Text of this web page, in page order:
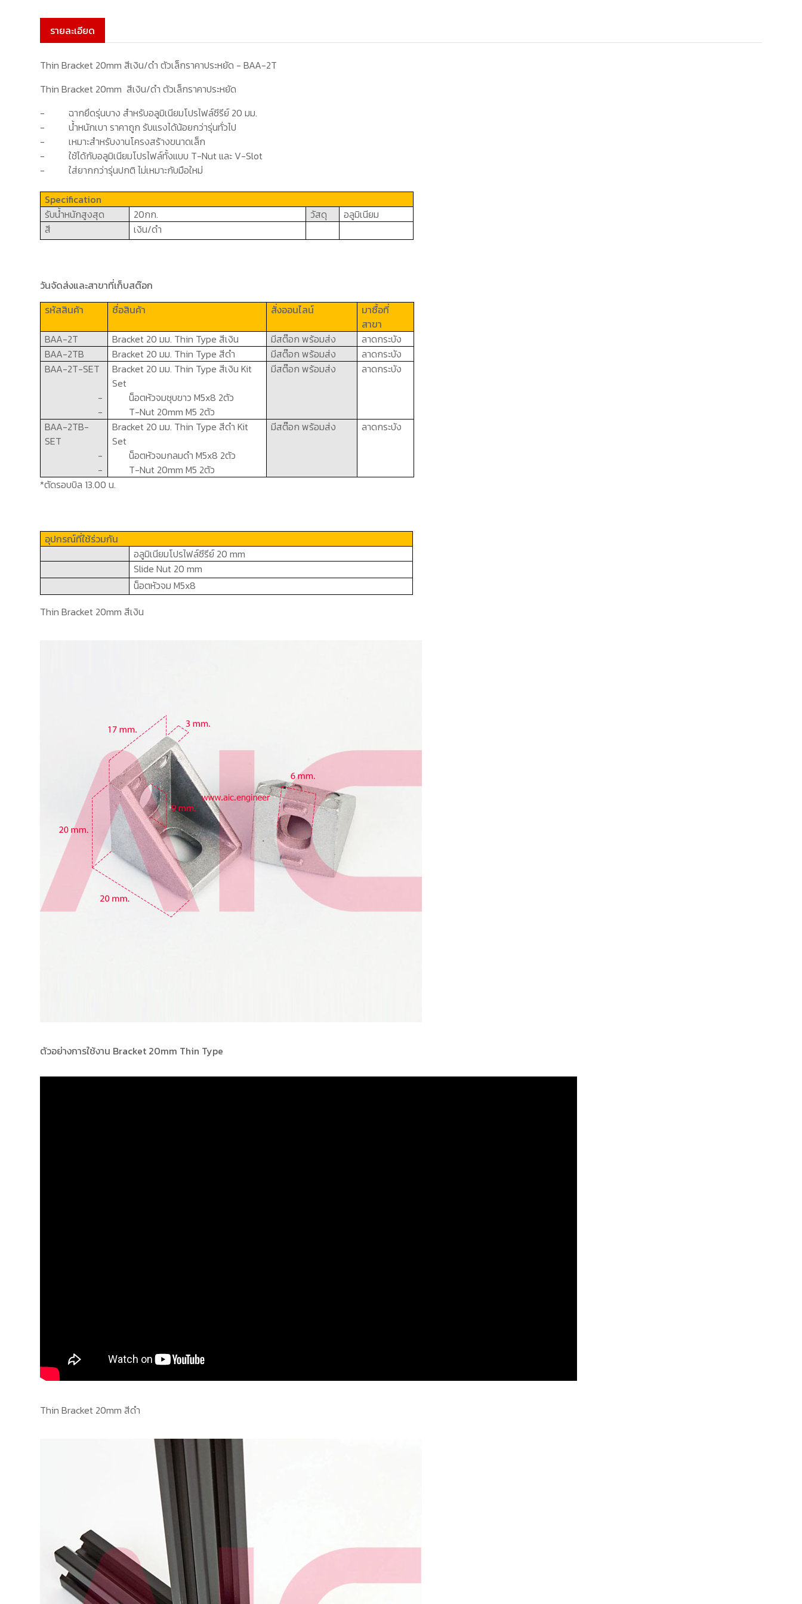
รายละเอียด
Thin Bracket 20mm สีเงิน/ดำ ตัวเล็กราคาประหยัด - BAA-2T
Thin Bracket 20mm สีเงิน/ดำ ตัวเล็กราคาประหยัด
-
ฉากยึดรุ่นบางสำหรับอลูมิเนียมโปรไฟล์ซีรีย์20 มม.
-
น้ำหนักเบา ราคาถูก รับแรงได้น้อยกว่ารุ่นทั่วไป
-
เหมาะสำหรับงานโครงสร้างขนาดเล็ก
-
ใช้ได้กับอลูมิเนียมโปรไฟล์ทั้งแบบ T-Nutและ V-Slot
-
ใส่ยากกว่ารุ่นปกติ ไม่เหมาะกับมือใหม่
Specification
รับน้ำหนักสูงสุด
20กก. วัสดุ
อลูมิเนียม
สี
เงิน/ดำ
วันจัดส่งและสาขาที่เก็บสต๊อก
รหัสสินค้า
ชื่อสินค้า สั่งออนไลน์
มาซื้อที่
สาขา
BAA-2T
Bracket 20 มม. Thin Type สีเงิน มีสต๊อกพร้อมส่ง
ลาดกระบัง
BAA-2TB
Bracket 20 มม. Thin Type สีดำ มีสต๊อกพร้อมส่ง
ลาดกระบัง
BAA-2T-SET
Bracket 20 มม. Thin Typeสีเงิน Kit
Set
-
น็อตหัวจมชุบขาว M5x8 2ตัว
-
T-Nut 20mm M5 2ตัว
มีสต๊อกพร้อมส่ง ลาดกระบัง
BAA-2TB-
SET
Bracket 20 มม. Thin Typeสีดำ Kit
Set
-
น็อตหัวจมกลมดำ M5x8 2ตัว
-
T-Nut 20mm M5 2ตัว
มีสต๊อกพร้อมส่ง ลาดกระบัง
*ตัดรอบบิล 13.00 น.
อุปกรณ์ที่ใช้ร่วมกัน
อลูมิเนียมโปรไฟล์ซีรีย์ 20 mm
Slide Nut 20 mm
น็อตหัวจมM5x8
Thin Bracket 20mm สีเงิน
ตัวอย่างการใช้งาน Bracket 20mm Thin Type
Thin Bracket 20mm สีดำ